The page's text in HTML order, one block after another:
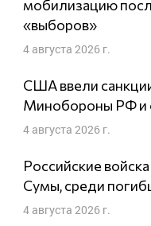
мобилизацию
«выборов»
4 августа 2026 г.
США ввели
Минобороны РФ и
4 августа 2026 г.
Российские
Сумы, среди
4 августа 2026 г.